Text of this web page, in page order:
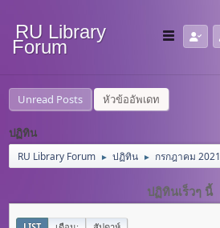
RU Library
Forum
Unread Posts หัวข้ออัพเดท
ปฏิทิน
RU Library Forum ► ปฏิทิน ► กรกฎาคม 2021
ปฏิทินเร็วๆ นี้